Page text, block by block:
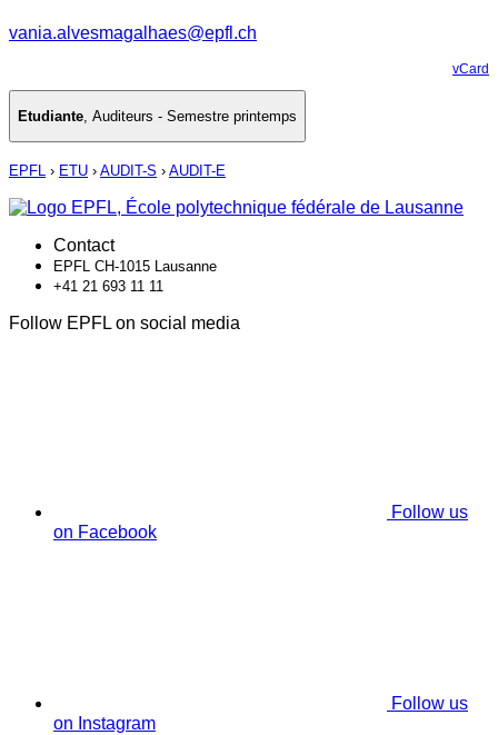
vania.alvesmagalhaes@epfl.ch
vCard
Etudiante, Auditeurs - Semestre printemps
EPFL › ETU › AUDIT-S › AUDIT-E
Contact
EPFL CH-1015 Lausanne
+41 21 693 11 11
Follow EPFL on social media
Follow us
on Facebook
Follow us
on Instagram